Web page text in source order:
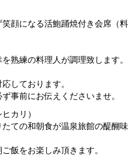
顔になる活鮑踊焼付き会席（料
熟練の料理人が調理致します。
しております。
事前にお伝えくださいませ。
カリ）
ての和朝食が温泉旅館の醍醐味
飯をお楽しみ頂きます。